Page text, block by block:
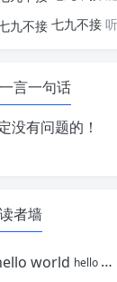
七九不接 听
一言一句话
没有问题的！
读者墙
hello world